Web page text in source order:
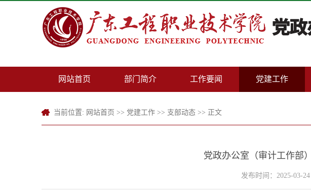
网站首页 部门简介 工作要闻 党建工作
当前位置: 网站首页 >> 党建工作 >> 支部动态 >> 正文
党政办公室（审计工作部
发布时间：2025-03-24